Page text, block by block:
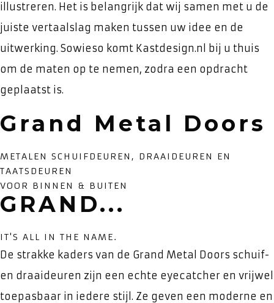
illustreren. Het is belangrijk dat wij samen met u de
juiste vertaalslag maken tussen uw idee en de
uitwerking. Sowieso komt Kastdesign.nl bij u thuis
om de maten op te nemen, zodra een opdracht
geplaatst is.
Grand Metal Doors
METALEN SCHUIFDEUREN, DRAAIDEUREN EN
TAATSDEUREN
VOOR BINNEN & BUITEN
GRAND...
IT'S ALL IN THE NAME.
De strakke kaders van de Grand Metal Doors schuif-
en draaideuren zijn een echte eyecatcher en vrijwel
toepasbaar in iedere stijl. Ze geven een moderne en